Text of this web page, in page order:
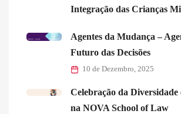
Integração das Crianças
Agentes da Mudança –
Futuro das Decisões
10 de Dezembro, 2025
Celebração da Diversidade
na NOVA School of Law